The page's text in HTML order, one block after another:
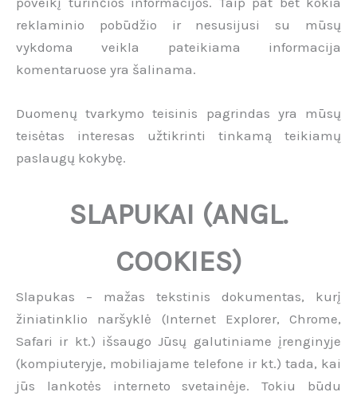
reklaminio pobūdžio ir nesusijusi su mūsų
vykdoma veikla pateikiama informacija
komentaruose yra šalinama.
Duomenų tvarkymo teisinis pagrindas yra mūsų
teisėtas interesas užtikrinti tinkamą teikiamų
paslaugų kokybę.
SLAPUKAI (ANGL.
COOKIES)
Slapukas – mažas tekstinis dokumentas, kurį
žiniatinklio naršyklė (Internet Explorer, Chrome,
Safari ir kt.) išsaugo Jūsų galutiniame įrenginyje
(kompiuteryje, mobiliajame telefone ir kt.) tada, kai
jūs lankotės interneto svetainėje. Tokiu būdu